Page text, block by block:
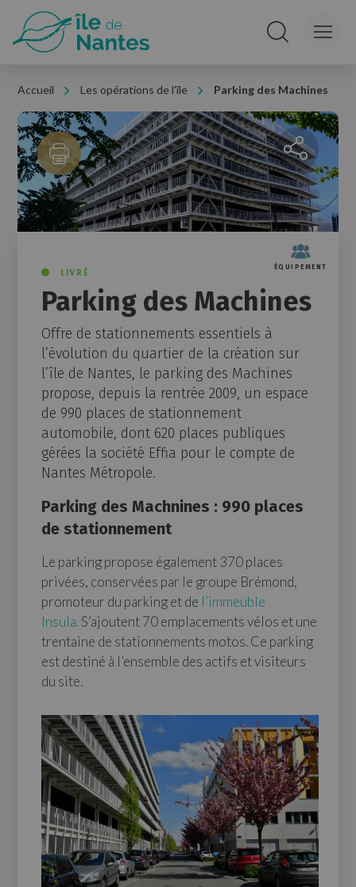
Accueil Les opérations de l'île Parking des Machines
Partager la
ÉQUIPEMENT
LIVRÉ
Parking des Machines
Offre de stationnements essentiels à
l’évolution du quartier de la création sur
l’île de Nantes, le parking des Machines
propose, depuis la rentrée 2009, un espace
de 990 places de stationnement
automobile, dont 620 places publiques
gérées la société Effia pour le compte de
Nantes Métropole.
Parking des Machnines : 990 places
de stationnement
Le parking propose également 370 places
privées, conservées par le groupe Brémond,
promoteur du parking et de l’immeuble
Insula.S’ajoutent 70 emplacements vélos et une
trentaine de stationnements motos. Ce parking
est destiné à l’ensemble des actifs et visiteurs
du site.
Panneau de gestion des cookies